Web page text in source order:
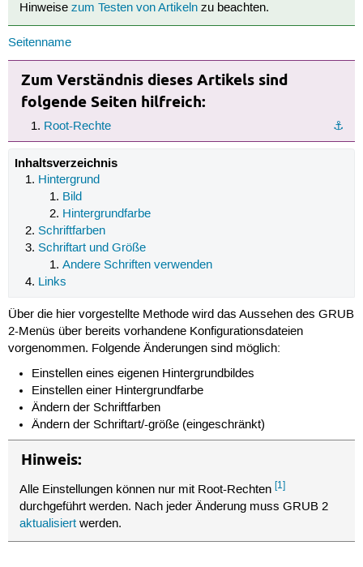
Hinweisezum Testen von Artikeln zu beachten.
Seitenname
Zum Verständnis dieses Artikels sind
folgende Seiten hilfreich:
⚓︎
Root-Rechte
Inhaltsverzeichnis
Hintergrund
Bild
Hintergrundfarbe
Schriftfarben
Schriftart und Größe
Andere Schriften verwenden
Links
Über die hier vorgestellte Methode wird das Aussehen des GRUB
2-Menüs über bereits vorhandene Konfigurationsdateien
vorgenommen. Folgende Änderungen sind möglich:
Einstellen eines eigenen Hintergrundbildes
Einstellen einer Hintergrundfarbe
Ändern der Schriftfarben
Ändern der Schriftart/-größe (eingeschränkt)
Hinweis:
Alle Einstellungen können nur mit Root-Rechten[1]
durchgeführt werden. Nach jeder Änderung muss GRUB 2
aktualisiert werden.